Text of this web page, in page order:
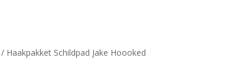
/ Haakpakket Schildpad Jake Hoooked